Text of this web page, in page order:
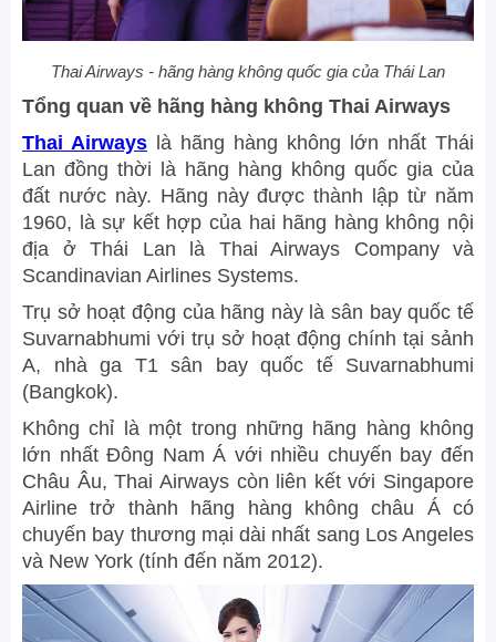
Thai Airways - hãng hàng không quốc gia của Thái Lan
Tổng quan về hãng hàng không Thai Airways
Thai Airways là hãng hàng không lớn nhất Thái
Lan đồng thời là hãng hàng không quốc gia của
đất nước này. Hãng này được thành lập từ năm
1960, là sự kết hợp của hai hãng hàng không nội
địa ở Thái Lan là Thai Airways Company và
Scandinavian Airlines Systems.
Trụ sở hoạt động của hãng này là sân bay quốc tế
Suvarnabhumi với trụ sở hoạt động chính tại sảnh
A, nhà ga T1 sân bay quốc tế Suvarnabhumi
(Bangkok).
Không chỉ là một trong những hãng hàng không
lớn nhất Đông Nam Á với nhiều chuyến bay đến
Châu Âu, Thai Airways còn liên kết với Singapore
Airline trở thành hãng hàng không châu Á có
chuyến bay thương mại dài nhất sang Los Angeles
và New York (tính đến năm 2012).